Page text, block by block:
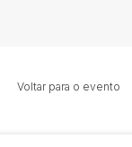
Voltar para o evento